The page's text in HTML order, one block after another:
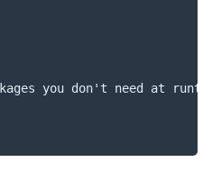
you don't need at